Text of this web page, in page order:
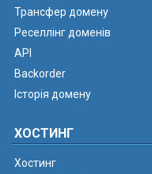
Трансфер домену
Реселлінг доменів
API
Backorder
Історія домену
ХОСТИНГ
Хостинг